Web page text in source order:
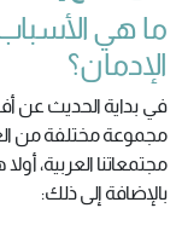
ما هي الأسباب
الإدمان؟
في بداية الحديث عن
مجموعة مختلفة من
مجتمعاتنا العربية،
بالإضافة إلى ذلك: